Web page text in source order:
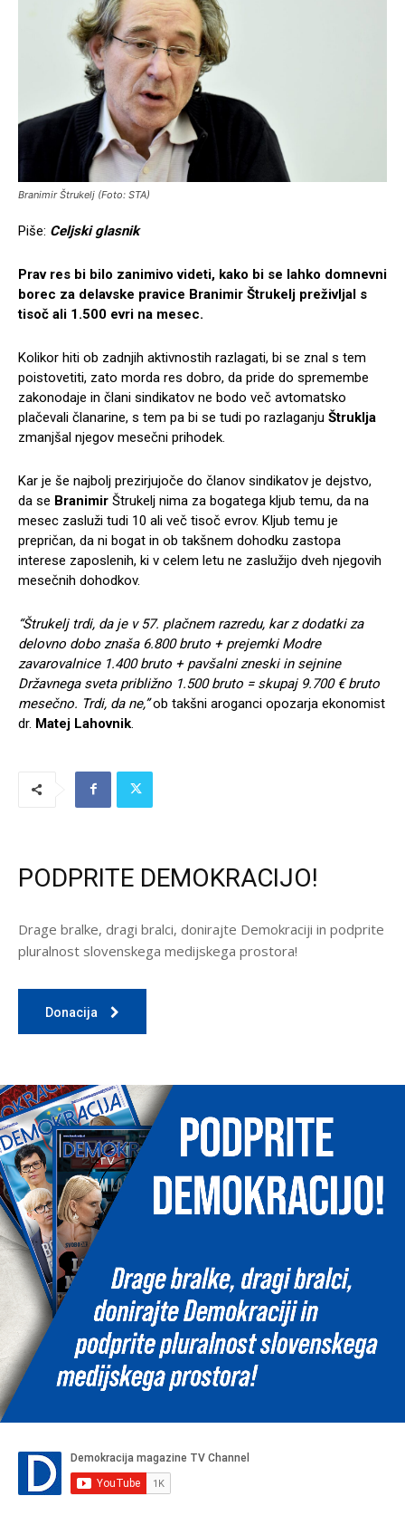
Branimir Štrukelj (Foto: STA)
Piše: Celjski glasnik
Prav res bi bilo zanimivo videti, kako bi se lahko domnevni
borec za delavske pravice Branimir Štrukelj preživljal s
tisoč ali 1.500 evri na mesec.
Kolikor hiti ob zadnjih aktivnostih razlagati, bi se znal s tem
poistovetiti, zato morda res dobro, da pride do spremembe
zakonodaje in člani sindikatov ne bodo več avtomatsko
plačevali članarine, s tem pa bi se tudi po razlaganju Štruklja
zmanjšal njegov mesečni prihodek.
Kar je še najbolj prezirjujoče do članov sindikatov je dejstvo,
da se Branimir Štrukelj nima za bogatega kljub temu, da na
mesec zasluži tudi 10 ali več tisoč evrov. Kljub temu je
prepričan, da ni bogat in ob takšnem dohodku zastopa
interese zaposlenih, ki v celem letu ne zaslužijo dveh njegovih
mesečnih dohodkov.
“Štrukelj trdi, da je v 57. plačnem razredu, kar z dodatki za
delovno dobo znaša 6.800 bruto + prejemki Modre
zavarovalnice 1.400 bruto + pavšalni zneski in sejnine
Državnega sveta približno 1.500 bruto = skupaj 9.700 € bruto
mesečno. Trdi, da ne,”ob takšni aroganci opozarja ekonomist
dr. Matej Lahovnik.
PODPRITE DEMOKRACIJO!
Drage bralke, dragi bralci, donirajte Demokraciji in podprite
pluralnost slovenskega medijskega prostora!
Donacija